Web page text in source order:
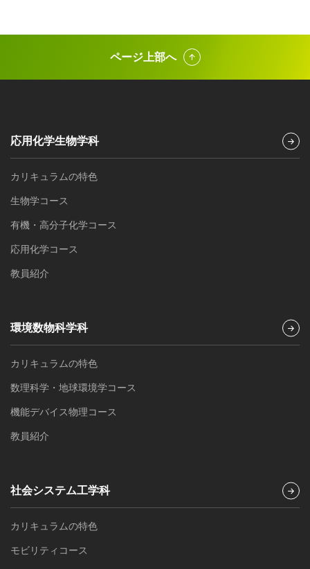
ページ上部へ
応用化学生物学科
カリキュラムの特色
生物学コース
有機・高分子化学コース
応用化学コース
教員紹介
環境数物科学科
カリキュラムの特色
数理科学・地球環境学コース
機能デバイス物理コース
教員紹介
社会システム工学科
カリキュラムの特色
モビリティコース